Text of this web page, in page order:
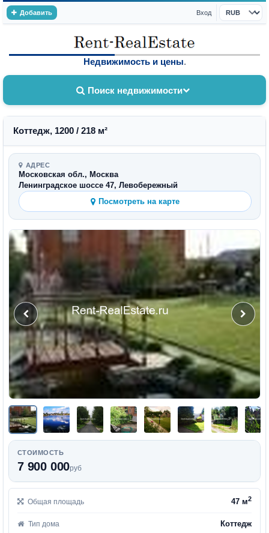
Добавить Вход
Валюта
Недвижимость и цены.
Поиск недвижимости
Коттедж, 1200 / 218 м²
АДРЕС
Московская обл., Москва
Ленинградское шоссе 47, Левобережный
Посмотреть на карте
СТОИМОСТЬ
7 900 000руб
Общая площадь 47 м2
Тип дома Коттедж